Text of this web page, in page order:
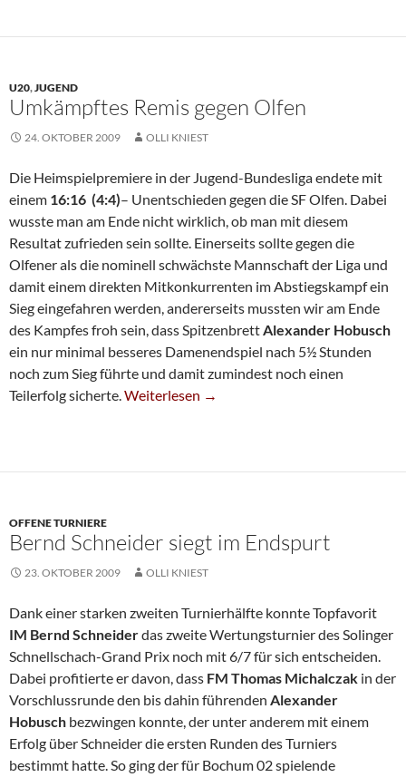
U20,JUGEND
Umkämpftes Remis gegen Olfen
24. OKTOBER 2009 OLLI KNIEST
Die Heimspielpremiere in der Jugend-Bundesliga endete mit
einem 16:16 (4:4)– Unentschieden gegen die SF Olfen. Dabei
wusste man am Ende nicht wirklich, ob man mit diesem
Resultat zufrieden sein sollte. Einerseits sollte gegen die
Olfener als die nominell schwächste Mannschaft der Liga und
damit einem direkten Mitkonkurrenten im Abstiegskampf ein
Sieg eingefahren werden, andererseits mussten wir am Ende
des Kampfes froh sein, dass SpitzenbrettAlexander Hobusch
ein nur minimal besseres Damenendspiel nach 5½ Stunden
noch zum Sieg führte und damit zumindest noch einen
Teilerfolg sicherte.Umkämpftes Remis Gegen Olfen
Weiterlesen →
OFFENE TURNIERE
Bernd Schneider siegt im Endspurt
23. OKTOBER 2009 OLLI KNIEST
Dank einer starken zweiten Turnierhälfte konnte Topfavorit
IM Bernd Schneiderdas zweite Wertungsturnier des Solinger
Schnellschach-Grand Prix noch mit 6/7 für sich entscheiden.
Dabei profitierte er davon, dass FM Thomas Michalczak in der
Vorschlussrunde den bis dahin führenden Alexander
Hobusch bezwingen konnte, der unter anderem mit einem
Erfolg über Schneider die ersten Runden des Turniers
bestimmt hatte. So ging der für Bochum 02 spielende